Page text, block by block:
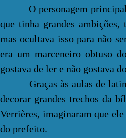
O personagem
que tinha grandes
mas ocultava isso para não
era um marceneiro obtuso
gostava de ler e não gostava
Graças às aulas de latim
decorar grandes trechos da
Verrières, imaginaram que
do prefeito.